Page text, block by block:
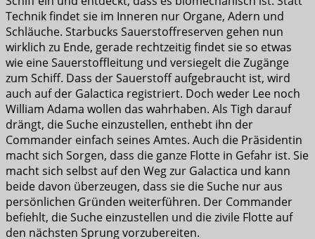
Technik findet sie im Inneren nur Organe, Adern und
Schläuche. Starbucks Sauerstoffreserven gehen nun
wirklich zu Ende, gerade rechtzeitig findet sie so etwas
wie eine Sauerstoffleitung und versiegelt die Zugänge
zum Schiff. Dass der Sauerstoff aufgebraucht ist, wird
auch auf der Galactica registriert. Doch weder Lee noch
William Adama wollen das wahrhaben. Als Tigh darauf
drängt, die Suche einzustellen, enthebt ihn der
Commander einfach seines Amtes. Auch die Präsidentin
macht sich Sorgen, dass die ganze Flotte in Gefahr ist. Sie
macht sich selbst auf den Weg zur Galactica und kann
beide davon überzeugen, dass sie die Suche nur aus
persönlichen Gründen weiterführen. Der Commander
befiehlt, die Suche einzustellen und die zivile Flotte auf
den nächsten Sprung vorzubereiten.